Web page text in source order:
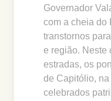
Governador
com a cheia do
transtornos
e região. Neste
estradas, os
de Capitólio,
celebrados